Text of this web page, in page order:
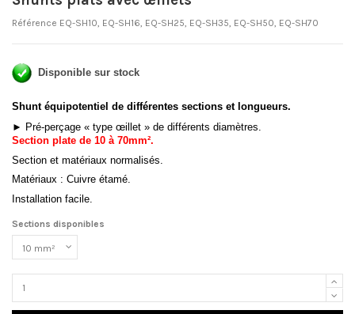
Référence EQ-SH10, EQ-SH16, EQ-SH25, EQ-SH35, EQ-SH50, EQ-SH70
Disponible sur stock
Shunt équipotentiel de différentes sections et longueurs.
► Pré-perçage « type œillet » de différents diamètres.
Section plate de 10 à 70mm².
Section et matériaux normalisés.
Matériaux : Cuivre étamé.
Installation facile.
Sections disponibles